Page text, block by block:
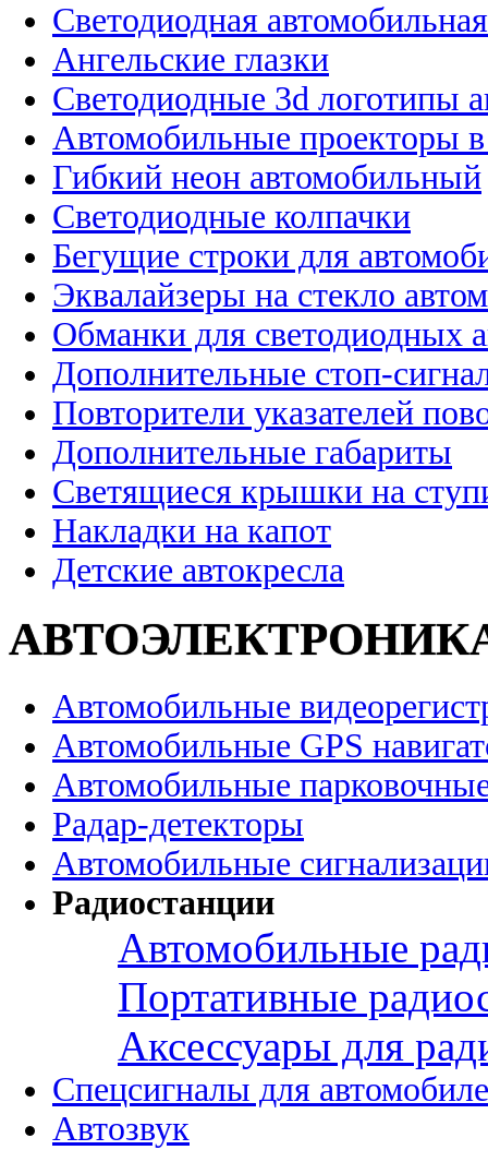
Светодиодная
Ангельские глазки
Светодиодные 3d логотипы
Автомобильные проекторы
Гибкий неон автомобильный
Светодиодные колпачки
Бегущие строки для
Эквалайзеры на стекло
Обманки для светодиодных
Дополнительные стоп-
Повторители указателей
Дополнительные габариты
Светящиеся крышки на
Накладки на капот
Детские автокресла
Автомобильные
Автомобильные GPS
Автомобильные
Радар-детекторы
Автомобильные
Радиостанции
Автомобильные
Портативные
Аксессуары для
Спецсигналы для
Автозвук